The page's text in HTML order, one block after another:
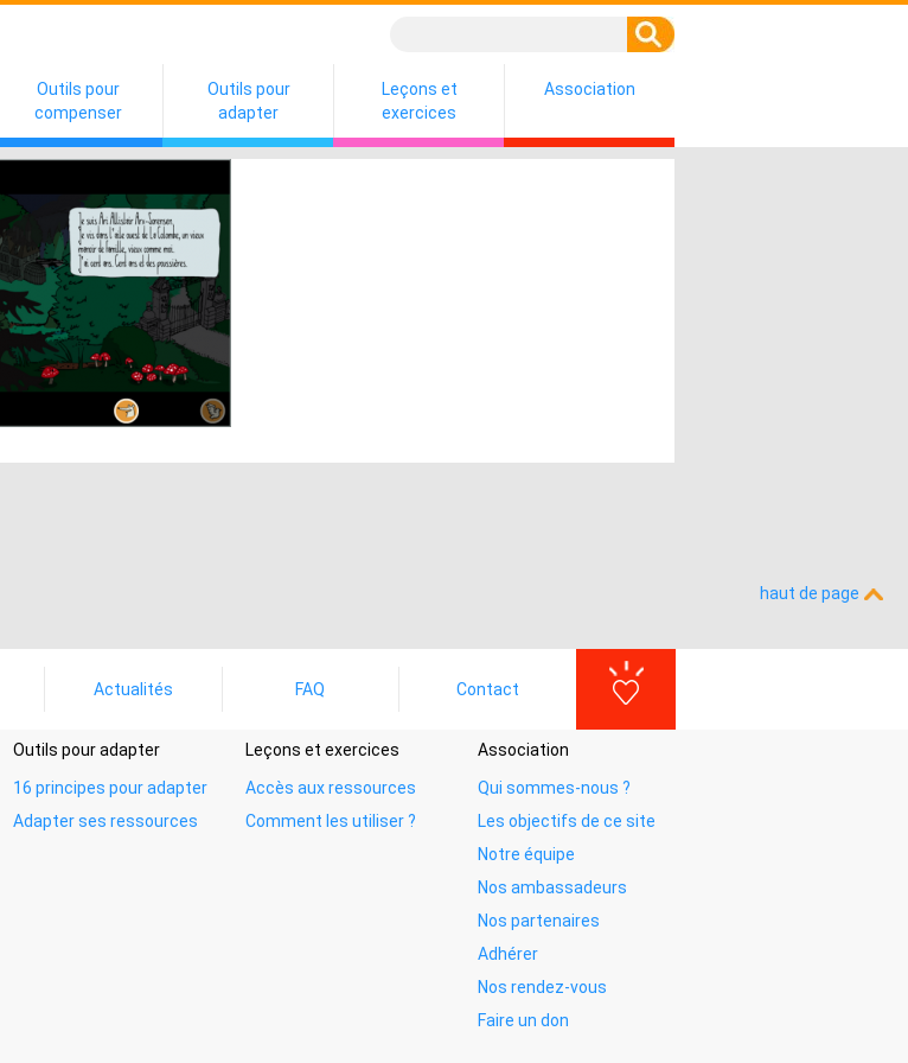
Outils pour
compenser
Outils pour
adapter
Leçons et
exercices
Association
haut de page
Actualités FAQ Contact
Outils pour adapter
16 principes pour adapter
Adapter ses ressources
Leçons et exercices
Accès aux ressources
Comment les utiliser ?
Association
Qui sommes-nous ?
Les objectifs de ce site
Notre équipe
Nos ambassadeurs
Nos partenaires
Adhérer
Nos rendez-vous
Faire un don